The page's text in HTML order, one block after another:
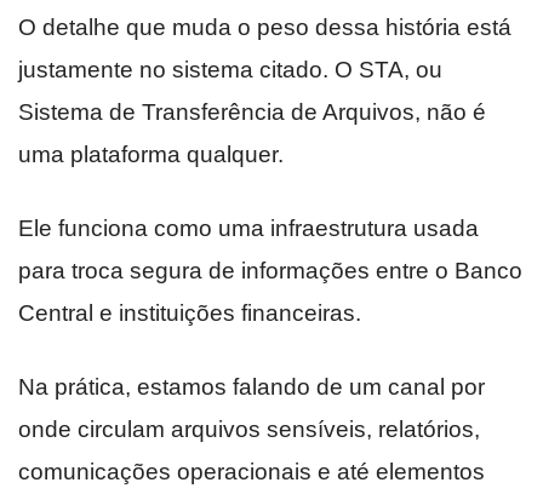
O detalhe que muda o peso dessa história está
justamente no sistema citado. O STA, ou
Sistema de Transferência de Arquivos, não é
uma plataforma qualquer.
Ele funciona como uma infraestrutura usada
para troca segura de informações entre o Banco
Central e instituições financeiras.
Na prática, estamos falando de um canal por
onde circulam arquivos sensíveis, relatórios,
comunicações operacionais e até elementos